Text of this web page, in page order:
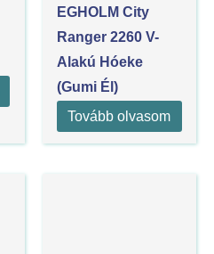
EGHOLM City
Ranger 2260 V-
Alakú Hóeke
(Gumi Él)
Tovább olvasom